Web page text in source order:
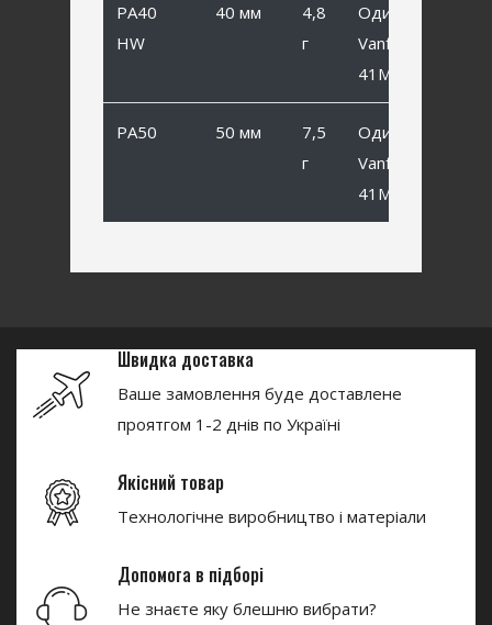
PA40
HW
40 мм
4,8
г
Одинарный
Vanfook SP-
41MB #4
PA50 50 мм
7,5
г
Одинарный
Vanfook SP-
41MB #2
Швидка доставка
Ваше замовлення буде доставлене
проятгом 1-2 днів по Україні
Якісний товар
Технологічне виробництво і матеріали
Допомога в підборі
Не знаєте яку блешню вибрати?